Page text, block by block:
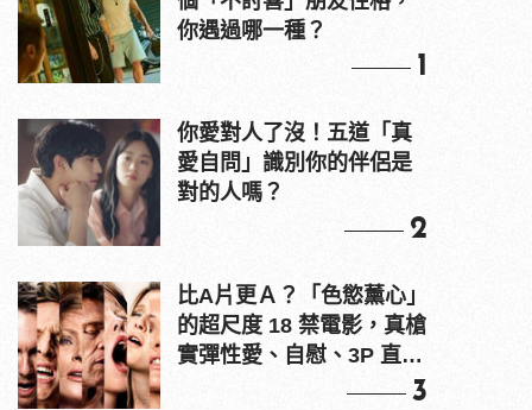
你遇過哪一種？
1
你愛對人了沒！五道「真
愛自問」識別你的伴侶是
對的人嗎？
2
比A片更Ａ？「色慾薰心」
的超尺度 18 禁電影，真槍
實彈性愛、自慰、3P 直接
3